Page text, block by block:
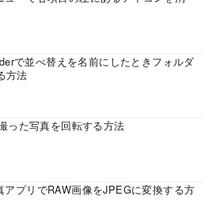
で並べ替えを名前にしたときフォルダ
方法
った写真を回転する方法
アプリでRAW画像をJPEGに変換する方